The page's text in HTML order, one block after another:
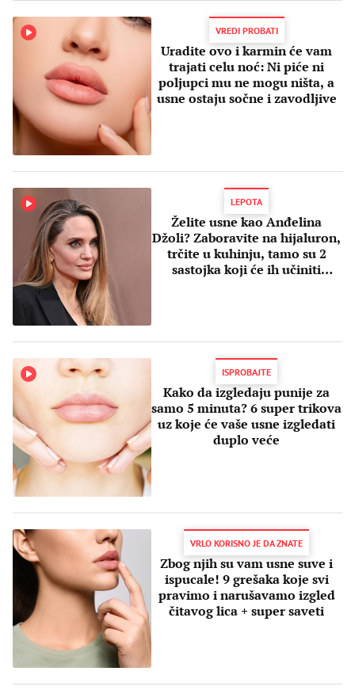
VREDI PROBATI
Uradite ovo i karmin će vam
trajati celu noć: Ni piće ni
poljupci mu ne mogu ništa, a
usne ostaju sočne i zavodljive
LEPOTA
Želite usne kao Anđelina
Džoli? Zaboravite na hijaluron,
trčite u kuhinju, tamo su 2
sastojka koji će ih učiniti
ISPROBAJTE
Kako da izgledaju punije za
samo 5 minuta? 6 super trikova
uz koje će vaše usne izgledati
duplo veće
VRLO KORISNO JE DA ZNATE
Zbog njih su vam usne suve i
ispucale! 9 grešaka koje svi
pravimo i narušavamo izgled
čitavog lica + super saveti